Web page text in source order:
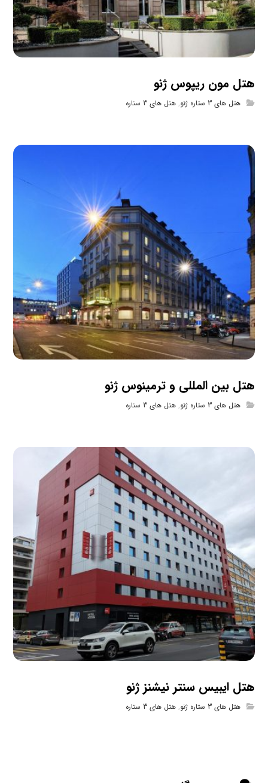
هتل مون ریپوس ژنو
هتل های 3 ستاره ژنو ,هتل های 3 ستاره
هتل بین المللی و ترمینوس ژنو
هتل های 3 ستاره ژنو ,هتل های 3 ستاره
هتل ایبیس سنتر نیشنز ژنو
هتل های 3 ستاره ژنو ,هتل های 3 ستاره